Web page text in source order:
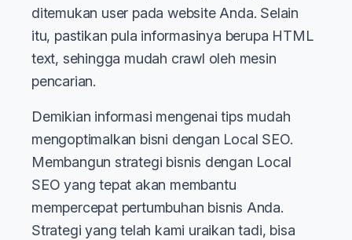
ditemukan user pada website Anda. Selain
itu, pastikan pula informasinya berupa HTML
text, sehingga mudah crawl oleh mesin
pencarian.
Demikian informasi mengenai tips mudah
mengoptimalkan bisni dengan Local SEO.
Membangun strategi bisnis dengan Local
SEO yang tepat akan membantu
mempercepat pertumbuhan bisnis Anda.
Strategi yang telah kami uraikan tadi, bisa